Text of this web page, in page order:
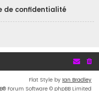
de confidentialité
Flat Style by Ian Bradley
® Forum Software © phpBB Limited